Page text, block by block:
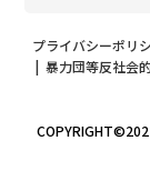
プライバシーポリ
| 暴力団等反社会